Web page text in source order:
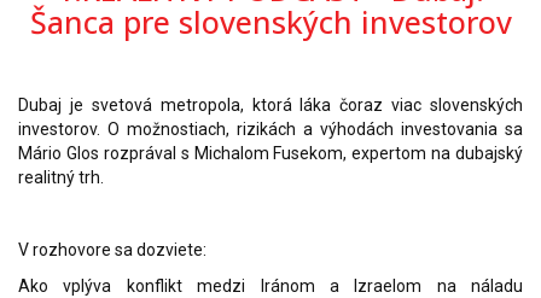
Šanca pre slovenských investorov
Dubaj je svetová metropola, ktorá láka čoraz viac slovenských
investorov. O možnostiach, rizikách a výhodách investovania sa
Mário Glos rozprával s Michalom Fusekom, expertom na dubajský
realitný trh.
V rozhovore sa dozviete:
Ako vplýva konflikt medzi Iránom a Izraelom na náladu